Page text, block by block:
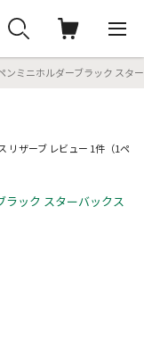
ンミニホルダーブラック スタ
リザーブ レビュー 1件（1ペ
ラック スターバックス